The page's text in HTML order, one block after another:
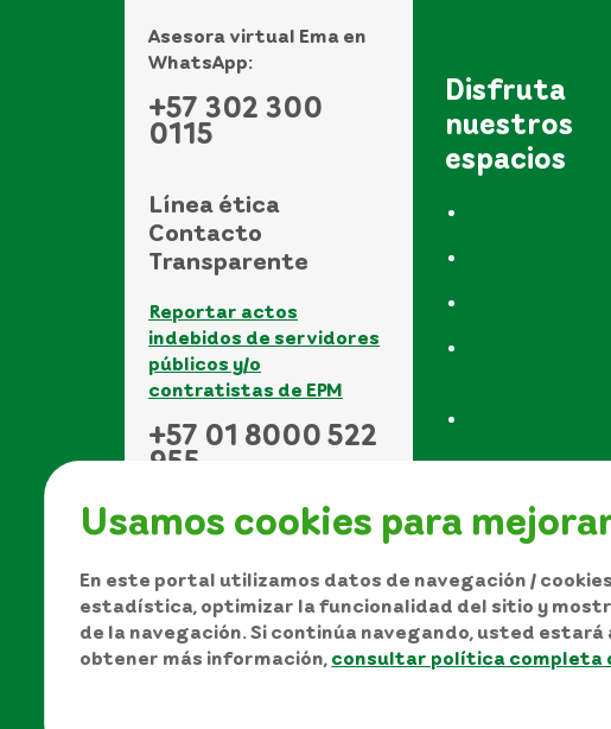
Usamos cookies para
En este portal utilizamos datos de navegación /
estadística, optimizar la funcionalidad del sitio y
de la navegación. Si continúa navegando, usted
obtener más información, consultar política completa
Asesora virtual Ema en
WhatsApp:
+57 302 300
0115
Línea ética
Contacto
Transparente
Reportar actos
indebidos de servidores
públicos y/o
contratistas de EPM
+57 01 8000 522
955
Disfruta
nuestros
espacios
Manual de Derechos de Autor